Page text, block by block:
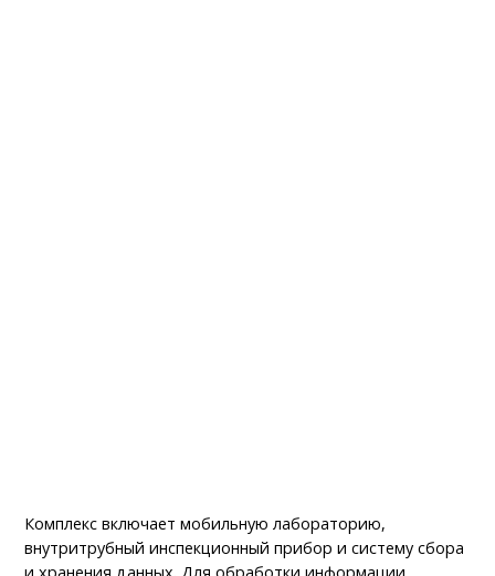
Комплекс включает мобильную лабораторию,
внутритрубный инспекционный прибор и систему сбора